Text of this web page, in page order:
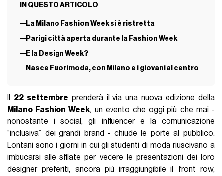
IN QUESTO ARTICOLO
La Milano Fashion Week si è ristretta
Parigi città aperta durante la Fashion Week
E la Design Week?
Nasce Fuorimoda, con Milano e i giovani al centro
22 settembre prenderà il via una nuova edizione della
Milano Fashion Week, un evento che oggi più che mai -
nonostante i social, gli influencer e la comunicazione
“inclusiva” dei grandi brand - chiude le porte al pubblico.
Lontani sono i giorni in cui gli studenti di moda riuscivano a
imbucarsi alle sfilate per vedere le presentazioni dei loro
designer preferiti, ancora più irraggiungibile il front row,